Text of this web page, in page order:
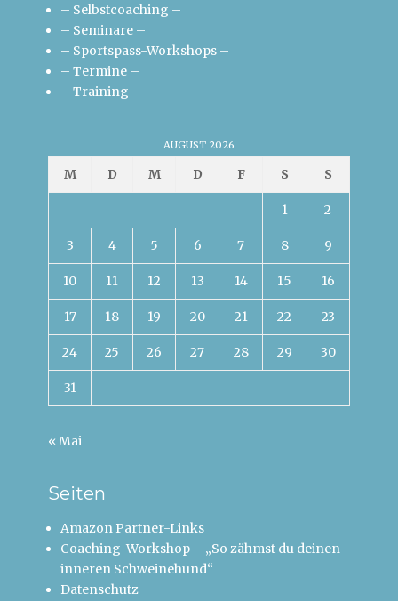
– Selbstcoaching –
– Seminare –
– Sportspass-Workshops –
– Termine –
– Training –
AUGUST 2026
M D M D F S S
1 2
3 4 5 6 7 8 9
10 11 12 13 14 15 16
17 18 19 20 21 22 23
24 25 26 27 28 29 30
31
« Mai
Seiten
Amazon Partner-Links
Coaching-Workshop – „So zähmst du deinen
inneren Schweinehund“
Datenschutz